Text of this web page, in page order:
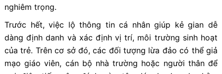
nghiêm trọng.
Trước hết, việc lộ thông tin cá nhân giúp kẻ gian dễ
dàng định danh và xác định vị trí, môi trường sinh hoạt
của trẻ. Trên cơ sở đó, các đối tượng lừa đảo có thể giả
mạo giáo viên, cán bộ nhà trường hoặc người thân để